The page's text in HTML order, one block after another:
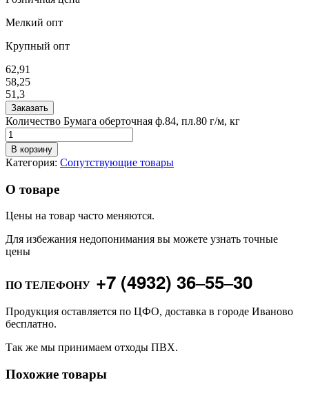
Мелкий опт
Крупный опт
62,91
58,25
51,3
Заказать
Количество Бумага оберточная ф.84, пл.80 г/м, кг
В корзину
Категория: Сопутствующие товары
О товаре
Цены на товар часто меняются.
Для избежания недопонимания вы можете узнать точные
цены
ПО ТЕЛЕФОНУ +7 (4932) 36‒55‒30
Продукция оставляется по ЦФО, доставка в городе Иваново
бесплатно.
Так же мы принимаем отходы ПВХ.
Похожие товары